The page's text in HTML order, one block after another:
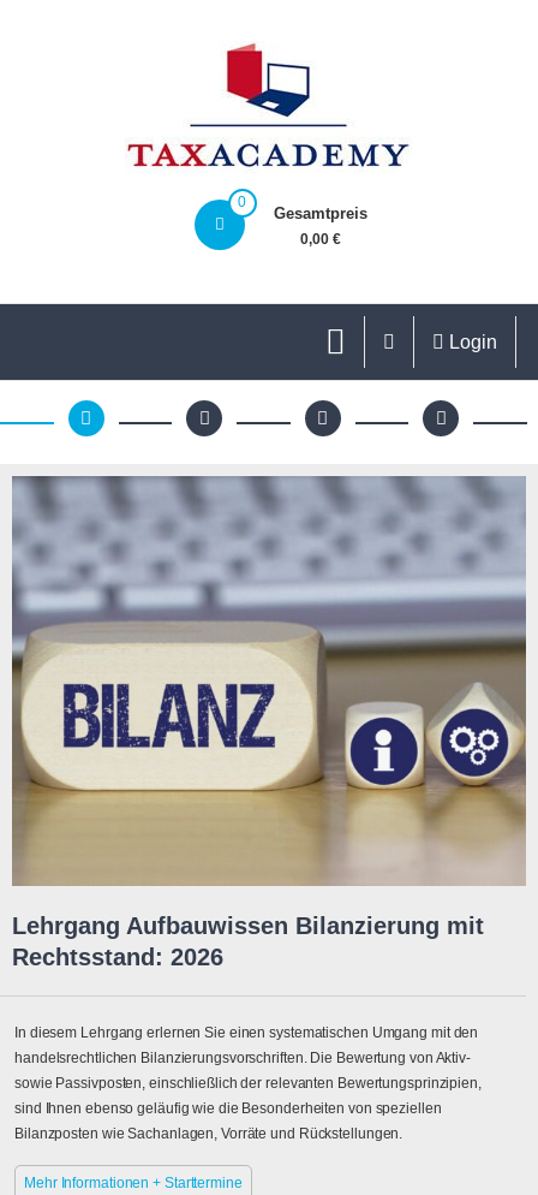
0
Gesamtpreis
0,00 €
Login
Lehrgang Aufbauwissen Bilanzierung mit
Rechtsstand: 2026
In diesem Lehrgang erlernen Sie einen systematischen Umgang mit den
handelsrechtlichen Bilanzierungsvorschriften. Die Bewertung von Aktiv-
sowie Passivposten, einschließlich der relevanten Bewertungsprinzipien,
sind Ihnen ebenso geläufig wie die Besonderheiten von speziellen
Bilanzposten wie Sachanlagen, Vorräte und Rückstellungen.
Mehr Informationen + Starttermine